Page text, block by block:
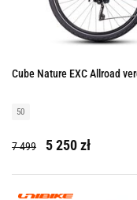
Cube Nature EXC Allroad
50
7 499 5 250 zł